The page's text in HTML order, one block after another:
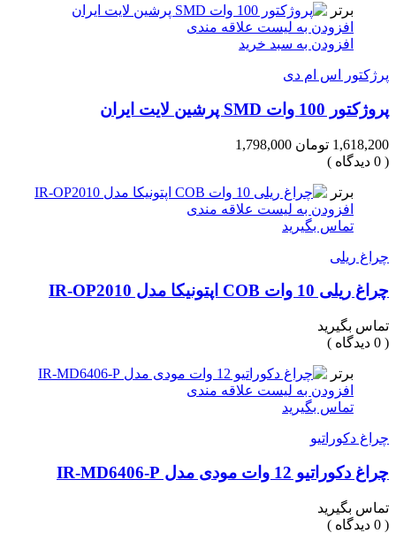
برتر
افزودن به لیست علاقه مندی
افزودن به سبد خرید
پرژکتور اس ام دی
پروژکتور 100 وات SMD پرشین لایت ایران
1,618,200 تومان
1,798,000
( 0 دیدگاه )
برتر
افزودن به لیست علاقه مندی
تماس بگیرید
چراغ ریلی
چراغ ریلی 10 وات COB اپتونیکا مدل IR-OP2010
تماس بگیرید
( 0 دیدگاه )
برتر
افزودن به لیست علاقه مندی
تماس بگیرید
چراغ دکوراتیو
چراغ دکوراتیو 12 وات مودی مدل IR-MD6406-P
تماس بگیرید
( 0 دیدگاه )